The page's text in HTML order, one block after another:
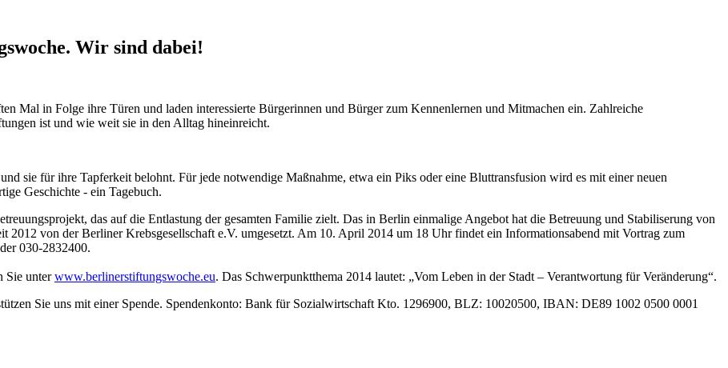
Wir sind dabei!
Mal in Folge ihre Türen und laden interessierte Bürgerinnen und Bürger zum Kennenlernen und Mitmachen ein. Zahlreiche
ist und wie weit sie in den Alltag hineinreicht.
sie für ihre Tapferkeit belohnt. Für jede notwendige Maßnahme, etwa ein Piks oder eine Bluttransfusion wird es mit einer neuen
Geschichte - ein Tagebuch.
das auf die Entlastung der gesamten Familie zielt. Das in Berlin einmalige Angebot hat die Betreuung und Stabiliserung von
von der Berliner Krebsgesellschaft e.V. umgesetzt. Am 10. April 2014 um 18 Uhr findet ein Informationsabend mit Vortrag zum
030-2832400.
Sie unterwww.berlinerstiftungswoche.eu. Das Schwerpunktthema 2014 lautet: „Vom Leben in der Stadt – Verantwortung für Veränderung“.
Sie uns mit einer Spende. Spendenkonto: Bank für Sozialwirtschaft Kto. 1296900, BLZ: 10020500, IBAN: DE89 1002 0500 0001